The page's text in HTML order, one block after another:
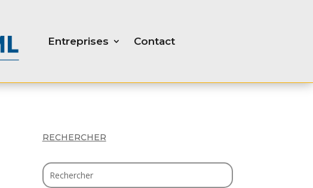
Entreprises Contact
RECHERCHER